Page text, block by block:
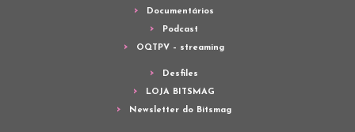
Documentários
Podcast
OQTPV – streaming
Desfiles
LOJA BITSMAG
Newsletter do Bitsmag